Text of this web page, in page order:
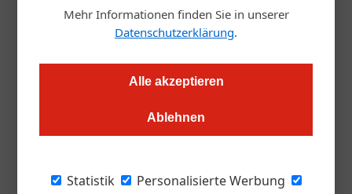
Mehr Informationen finden Sie in unserer
Datenschutzerklärung.
Alle akzeptieren
Ablehnen
Statistik
Personalisierte Werbung
Redaktion.OEGZ 29.08.2005, 12:49 Uhr
heuer das Waldviertel von 29. bis 31. August in
Partnerbetriebe und Aussteller präsentieren